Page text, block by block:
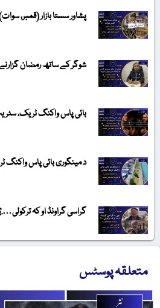
پشاور سستا بازار (قمبر،
شوگر کے ساتھ رمضان
بائی پاس واکنگ ٹریک،
د مینگوری بائی پاس واکنگ
گراسی گراونڈ او کہ
متعلقہ پوسٹس